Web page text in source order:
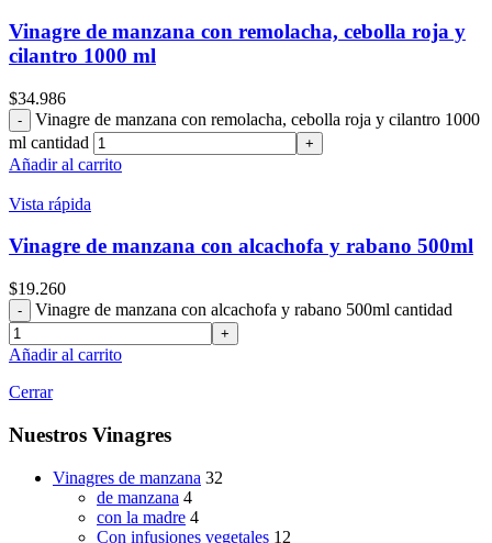
Vinagre de manzana con remolacha, cebolla roja y
cilantro 1000 ml
$34.986
Vinagre de manzana con remolacha, cebolla roja y cilantro 1000
ml cantidad
Añadir al carrito
Vista rápida
Vinagre de manzana con alcachofa y rabano 500ml
$19.260
Vinagre de manzana con alcachofa y rabano 500ml cantidad
Añadir al carrito
Cerrar
Nuestros Vinagres
Vinagres de manzana 32
de manzana 4
con la madre 4
Con infusiones vegetales 12